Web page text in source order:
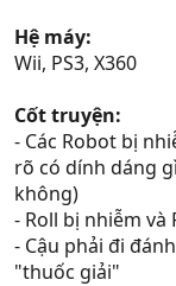
Hệ máy:
Wii, PS3, X360
Cốt truyện:
- Các Robot bị
rõ có dính dáng
không)
- Roll bị nhiễm và
- Cậu phải đi
"thuốc giải"